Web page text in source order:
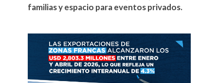
familias y espacio para eventos privados.